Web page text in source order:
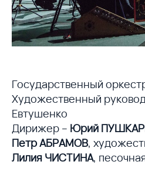
Государственный
Художественный
Евтушенко
Дирижер – Юрий
Петр АБРАМОВ,
Лилия ЧИСТИНА,